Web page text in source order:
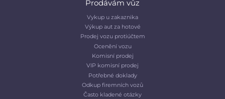
Prodávám vůz
Vykup u zakaznika
Výkup aut za hotové
Prodej vozu protiúčtem
Ocenění vozu
Komisní prodej
VIP komisní prodej
Potřebné doklady
Odkup firemních vozů
Často kladené otázky